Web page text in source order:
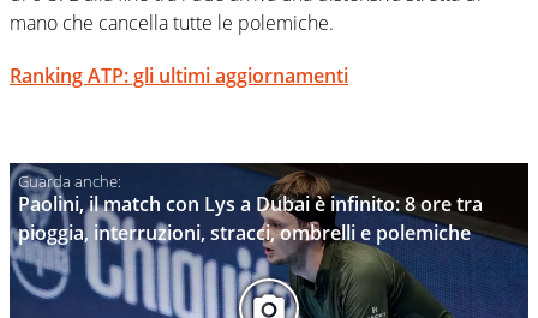
mano che cancella tutte le polemiche.
Ranking ATP: gli ultimi aggiornamenti
Paolini, il match con Lys a Dubai è infinito: 8 ore tra
pioggia, interruzioni, stracci, ombrelli e polemiche